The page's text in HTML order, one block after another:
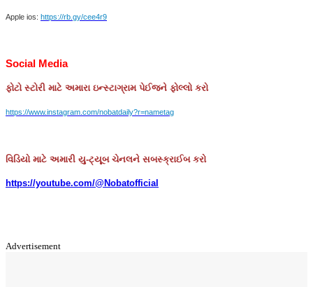
Apple ios: https://rb.gy/cee4r9
Social Media
ફોટો સ્ટોરી માટે અમારા ઇન્સ્ટાગ્રામ પેઈજને ફોલ્લો કરો
https://www.instagram.com/nobatdaily?r=nametag
વિડિયો માટે અમારી યુ-ટ્યૂબ ચેનલને સબસ્ક્રાઈબ કરો
https://youtube.com/@Nobatofficial
Advertisement